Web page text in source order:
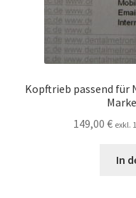
Kopftrieb passend für
149,00 € exkl.
In